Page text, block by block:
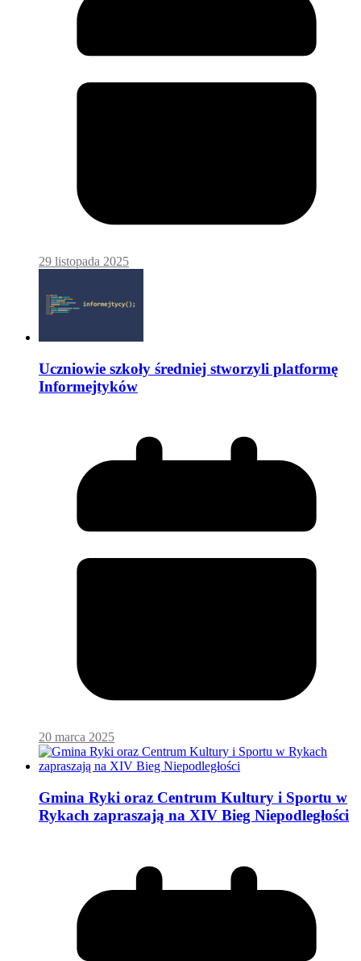
29 listopada 2025
Uczniowie szkoły średniej stworzyli platformę
Informejtyków
20 marca 2025
Gmina Ryki oraz Centrum Kultury i Sportu w
Rykach zapraszają na XIV Bieg Niepodległości